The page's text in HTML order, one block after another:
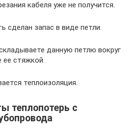
кабеля уже не получится.
сделан запас в виде петли.
данную петлю вокруг
ее стяжкой.
теплоизоляция.
теплопотерь с